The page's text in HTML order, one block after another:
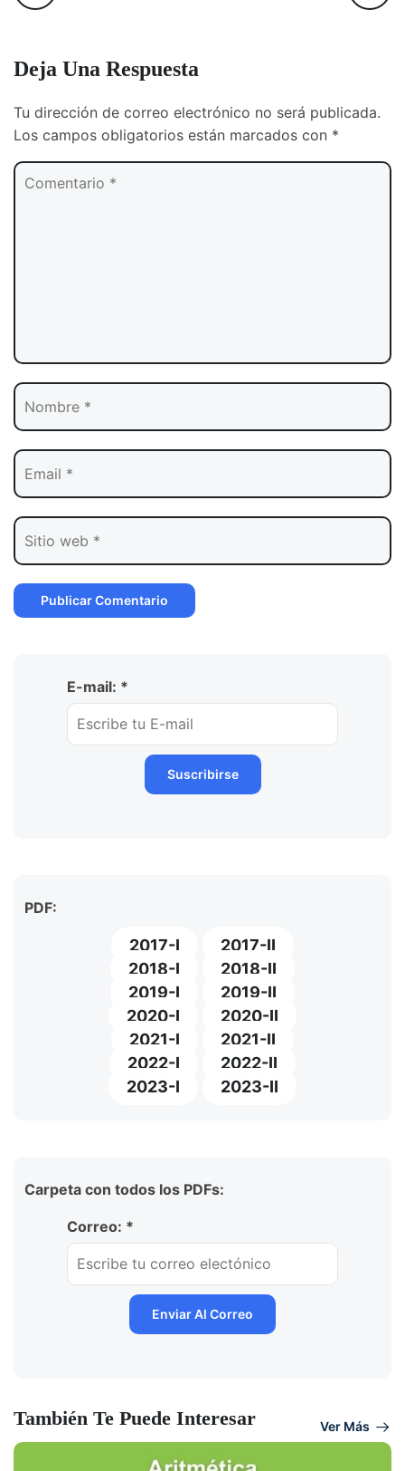
Deja Una Respuesta
Tu dirección de correo electrónico no será publicada.
Los campos obligatorios están marcados con *
E-mail: *
PDF:
2017-I
2017-II
2018-I
2018-II
2019-I
2019-II
2020-I
2020-II
2021-I
2021-II
2022-I
2022-II
2023-I
2023-II
Carpeta con todos los PDFs:
Correo: *
También Te Puede Interesar Ver Más